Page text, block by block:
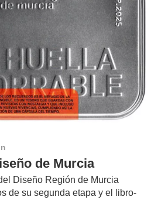
de Murcia
Diseño Región de Murcia
de su segunda etapa y el libro-